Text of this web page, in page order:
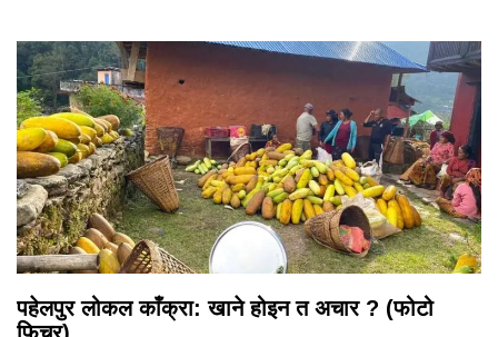
पहेलपुर लोकल काँक्रा: खाने होइन त अचार ? (फोटो